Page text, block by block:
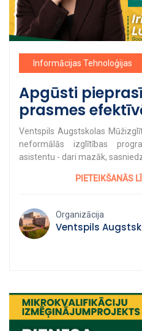
Informācijas Tehnoloģijas
Apgūsti
prasmes
Ventspils Augstskolas
neformālās izglītības
asistentu - dari mazāk,
darbam. Mākslīgais intelekts
uzlabošanai. Taču svarīgi ir
un mērķtiecīgi. Programmas
izmantošanu informācijas
automatizācija. 3. nodarbība.
apjoma datu analīze. 4.
PIETEIKŠANĀS
Organizācija
Ventspils